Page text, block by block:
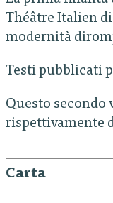
Théâtre Italien
modernità
Testi pubblicati
Questo secondo
rispettivamente
Carta